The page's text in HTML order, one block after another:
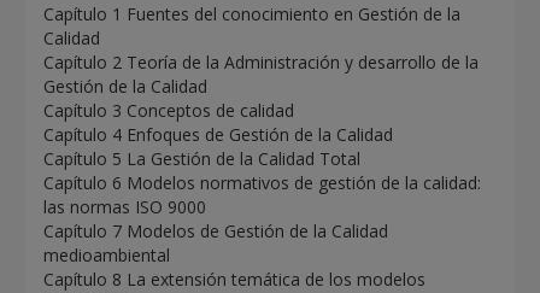
Capítulo 1 Fuentes del conocimiento en Gestión de la
Calidad
Capítulo 2 Teoría de la Administración y desarrollo de la
Gestión de la Calidad
Capítulo 3 Conceptos de calidad
Capítulo 4 Enfoques de Gestión de la Calidad
Capítulo 5 La Gestión de la Calidad Total
Capítulo 6 Modelos normativos de gestión de la calidad:
las normas ISO 9000
Capítulo 7 Modelos de Gestión de la Calidad
medioambiental
Capítulo 8 La extensión temática de los modelos